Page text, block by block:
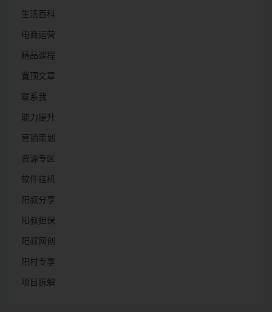
生活百科
电商运营
精品课程
置顶文章
联系我
能力提升
营销策划
资源专区
软件挂机
阳叔分享
阳叔担保
阳叔网创
阳村专享
项目拆解